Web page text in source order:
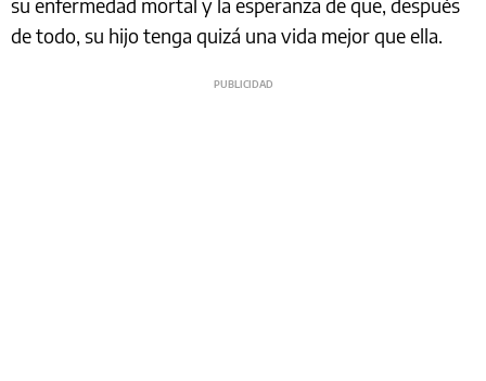
su enfermedad mortal y la esperanza de que, después
de todo, su hijo tenga quizá una vida mejor que ella.